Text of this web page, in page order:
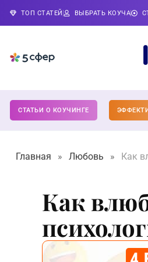
ТОП СТАТЕЙ ВЫБРАТЬ КОУЧА
СТАТЬИ О КОУЧИНГЕ
Главная » Любовь » Как
Как